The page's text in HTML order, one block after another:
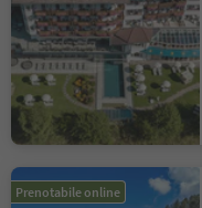
Prenotabile online